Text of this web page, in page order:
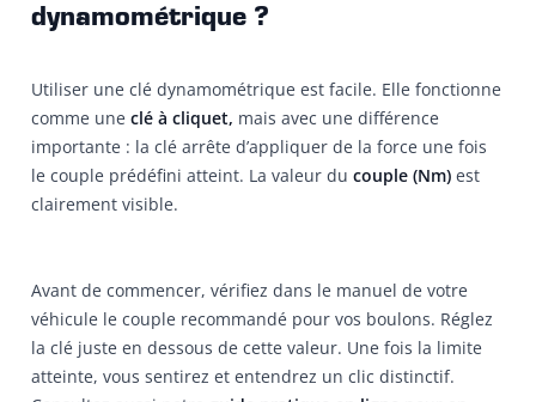
dynamométrique ?
Utiliser une clé dynamométrique est facile. Elle fonctionne
comme une clé à cliquet, mais avec une différence
importante : la clé arrête d’appliquer de la force une fois
le couple prédéfini atteint. La valeur du couple (Nm) est
clairement visible.
Avant de commencer, vérifiez dans le manuel de votre
véhicule le couple recommandé pour vos boulons. Réglez
la clé juste en dessous de cette valeur. Une fois la limite
atteinte, vous sentirez et entendrez un clic distinctif.